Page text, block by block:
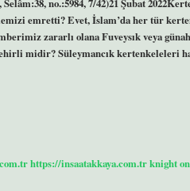
emretti? Evet, İslam’da her tür
zararlı olana Fuveysık veya
midir? Süleymancık kertenkeleleri
https://insaatakkaya.com.trknight